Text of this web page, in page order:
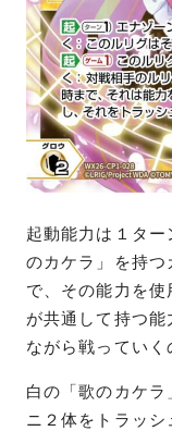
起動能力は１タ
のカケラ」を持つ
で、その能力を
が共通して持つ
ながら戦っていく
白の「歌のカケ
ニ２体をトラッ